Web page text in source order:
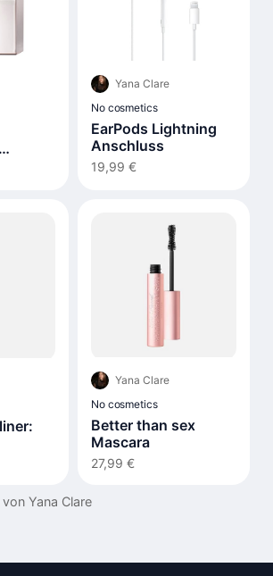
Yana Clare
No cosmetics
EarPods Lightning
Anschluss
19,99 €
Yana Clare
No cosmetics
Better than sex
Mascara
27,99 €
Yana Clare